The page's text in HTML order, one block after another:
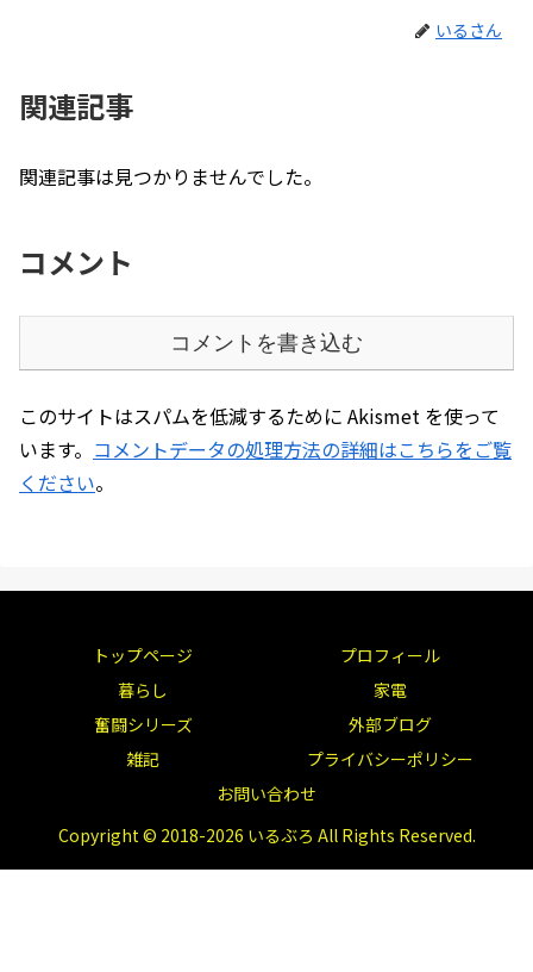
いるさん
関連記事
関連記事は見つかりませんでした。
コメント
コメントを書き込む
このサイトはスパムを低減するために Akismet を使って
います。 コメントデータの処理方法の詳細はこちらをご覧
ください。
トップページ
プロフィール
暮らし
家電
奮闘シリーズ
外部ブログ
雑記
プライバシーポリシー
お問い合わせ
Copyright © 2018-2026 いるぶろ All Rights Reserved.